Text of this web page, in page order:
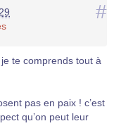
#
te comprends tout à
pas en paix ! c’est
qu’on peut leur